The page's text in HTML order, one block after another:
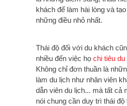
khách để làm hài lòng và
những điều nhỏ nhất.
Thái độ đối với du khách
nhiều đến việc họ chi tiêu du
Không chỉ đơn thuần là
làm du lịch như nhân viên
dẫn viên du lịch... mà tất cả
nói chung cần duy trì thái